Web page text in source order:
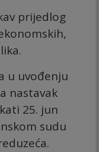
prijedlog
u uvođenju
nastavak
25. jun
sudu